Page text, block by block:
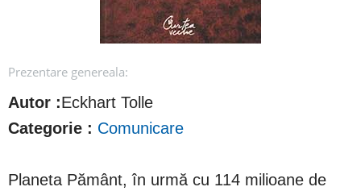
Prezentare genereala:
Autor :Eckhart Tolle
Categorie : Comunicare
Planeta Pământ, în urmă cu 114 milioane de